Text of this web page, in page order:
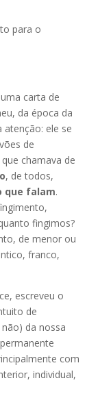
para o
carta de
da época da
ele se
de
chamava de
, de todos,
que falam.
fingimos?
de menor ou
franco,
escreveu o
de
da nossa
com
individual,